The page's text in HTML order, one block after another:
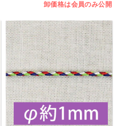
卸価格は会員のみ公開